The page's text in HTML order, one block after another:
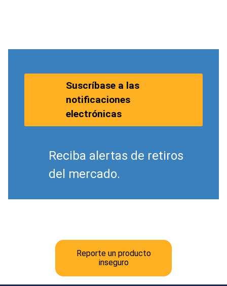
Suscríbase a las
notificaciones
electrónicas
Reciba alertas de retiros
del mercado.
Reporte un producto
inseguro